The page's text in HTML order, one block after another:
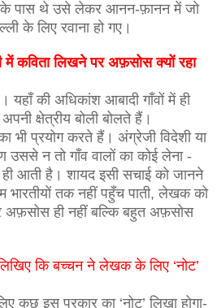
पास थे उसे लेकर आनन-फ़ानन में जो
के लिए रवाना हो गए।
कविता लिखने पर अफ़सोस क्यों रहा
यहाँ की अधिकांश आबादी गाँवों में ही
क्षेत्रीय बोली बोलते हैं।
भी प्रयोग करते हैं। अंग्रेजी विदेशी या
उससे न तो गाँव वालों का कोई लेना -
आती है। शायद इसी सचाई को जानने
भारतीयों तक नहीं पहुँच पाती, लेखक को
अफ़सोस ही नहीं बल्कि बहुत अफ़सोस
कि बच्चन ने लेखक के लिए ‘नोट’
इस प्रकार का ‘नोट’ लिखा होगा-